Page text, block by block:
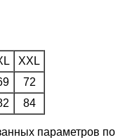
XXL
72
84
параметров по